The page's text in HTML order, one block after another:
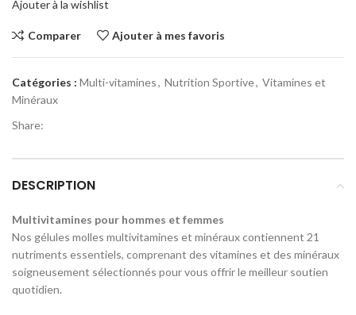
Ajouter à la wishlist
Comparer Ajouter à mes favoris
Catégories : Multi-vitamines, Nutrition Sportive, Vitamines et
Minéraux
Share:
DESCRIPTION
Multivitamines pour hommes et femmes
Nos gélules molles multivitamines et minéraux contiennent 21
nutriments essentiels, comprenant des vitamines et des minéraux
soigneusement sélectionnés pour vous offrir le meilleur soutien
quotidien.